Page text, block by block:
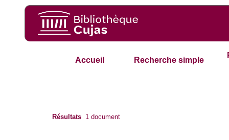
Accueil Recherche simple
Résultats 1 document